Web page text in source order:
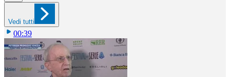
Vedi tutti
00:39